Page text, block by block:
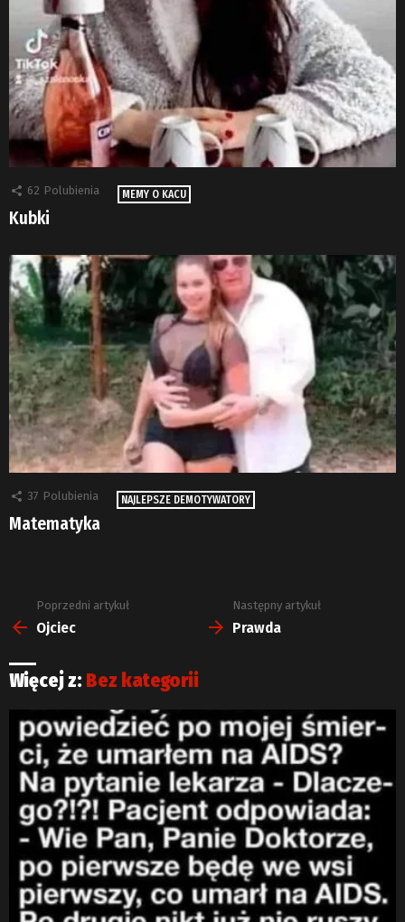
62 Polubienia MEMY O KACU
Kubki
37 Polubienia NAJLEPSZE DEMOTYWATORY
Matematyka
Zobacz
więcej
Poprzedni artykuł
Ojciec
Następny artykuł
Prawda
Więcej z: Bez kategorii